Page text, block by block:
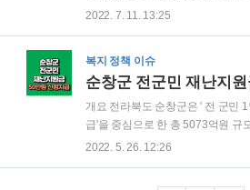
하여 순창군의회에 제출했다고 합
원금을 지급키로 결정했다고 합니
류 총정리 최근 인터넷 은행도 많이
일상화 된 MZ 세대를 겨냥한 모바
대출이 가능한 상품들이 많이 출
2022. 7. 11. 13:25
복지 정책 이슈
순창군 전군민 재난지
개요 전라북도 순창군은 ' 전 군민
급'을 중심으로 한 총 5073억원 규
하여 순창군의회에 제출했다고 합
2022. 5. 26. 12:26